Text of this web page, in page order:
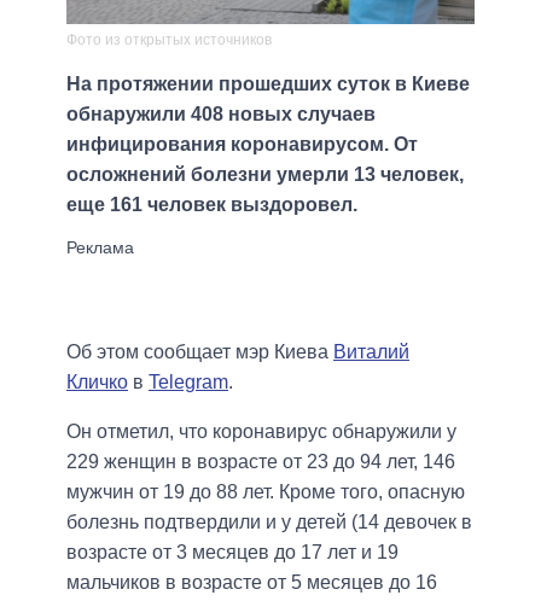
Фото из открытых источников
На протяжении прошедших суток в Киеве
обнаружили 408 новых случаев
инфицирования коронавирусом. От
осложнений болезни умерли 13 человек,
еще 161 человек выздоровел.
Об этом сообщает мэр Киева Виталий
Кличко в Telegram.
Он отметил, что коронавирус обнаружили у
229 женщин в возрасте от 23 до 94 лет, 146
мужчин от 19 до 88 лет. Кроме того, опасную
болезнь подтвердили и у детей (14 девочек в
возрасте от 3 месяцев до 17 лет и 19
мальчиков в возрасте от 5 месяцев до 16